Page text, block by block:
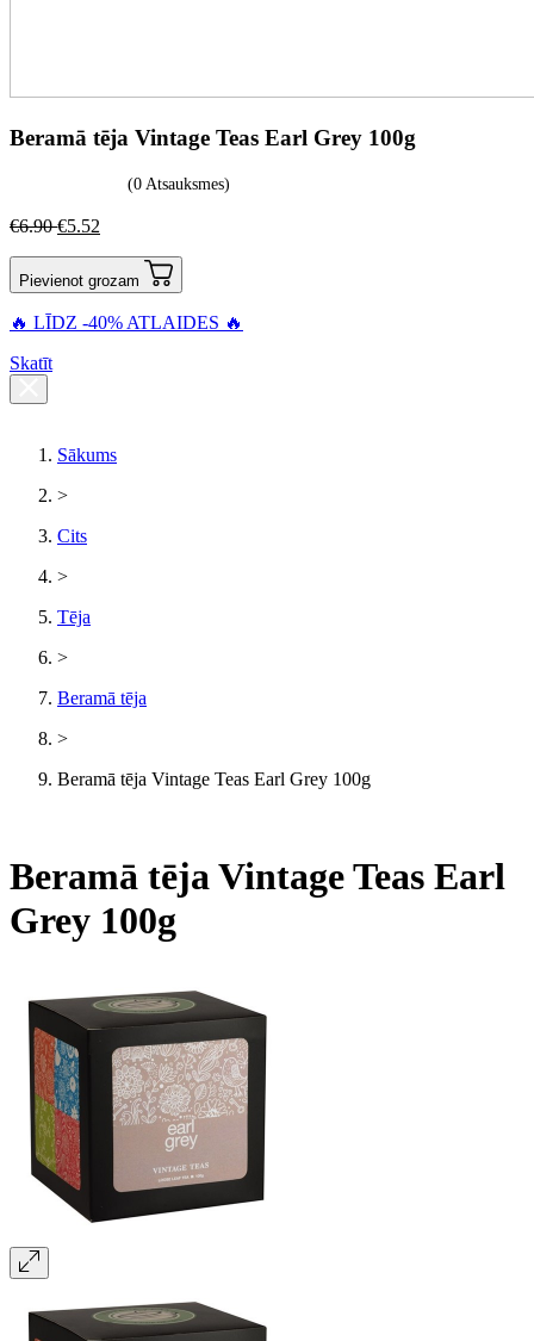
Beramā tēja Vintage Teas Earl Grey 100g
(0 Atsauksmes)
€6.90 €5.52
Pievienot grozam
🔥 LĪDZ -40% ATLAIDES 🔥
Skatīt
Sākums
>
Cits
>
Tēja
>
Beramā tēja
>
Beramā tēja Vintage Teas Earl Grey 100g
Beramā tēja Vintage Teas Earl
Grey 100g